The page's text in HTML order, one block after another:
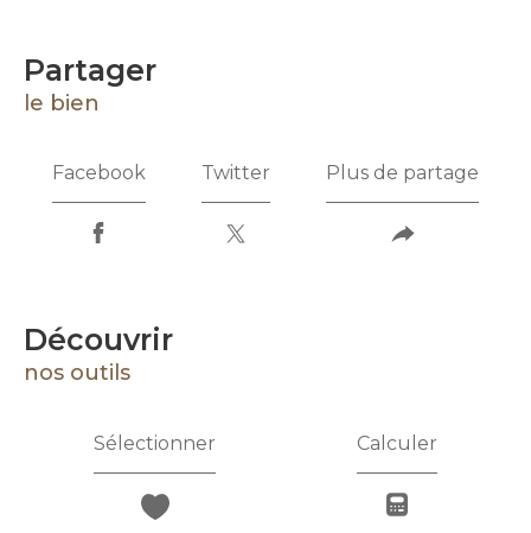
partager
le bien
Facebook Twitter Plus de partage
découvrir
nos outils
Sélectionner Calculer